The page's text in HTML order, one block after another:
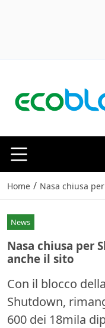
Home / Nasa chiusa
News
Nasa chiusa per
anche il sito
Con il blocco
Shutdown,
600 dei 18mila